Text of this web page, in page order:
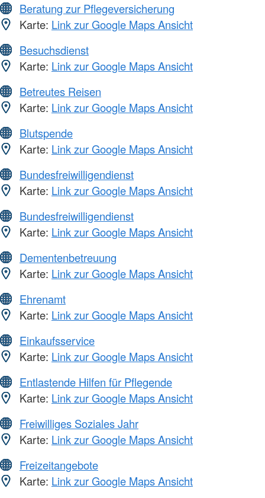
Beratung zur Pflegeversicherung
Karte: Link zur Google Maps Ansicht
Besuchsdienst
Karte: Link zur Google Maps Ansicht
Betreutes Reisen
Karte: Link zur Google Maps Ansicht
Blutspende
Karte: Link zur Google Maps Ansicht
Bundesfreiwilligendienst
Karte: Link zur Google Maps Ansicht
Bundesfreiwilligendienst
Karte: Link zur Google Maps Ansicht
Dementenbetreuung
Karte: Link zur Google Maps Ansicht
Ehrenamt
Karte: Link zur Google Maps Ansicht
Einkaufsservice
Karte: Link zur Google Maps Ansicht
Entlastende Hilfen für Pflegende
Karte: Link zur Google Maps Ansicht
Freiwilliges Soziales Jahr
Karte: Link zur Google Maps Ansicht
Freizeitangebote
Karte: Link zur Google Maps Ansicht